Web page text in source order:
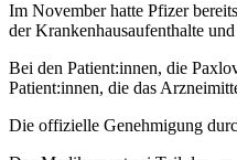
Im November hatte Pfizer
der Krankenhausaufenthalte
Bei den Patient:innen, die
Patient:innen, die das
Die offizielle Genehmigung